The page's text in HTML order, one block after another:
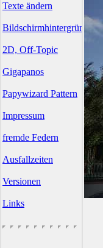
Texte ändern
Bildschirmhintergründe
2D, Off-Topic
Gigapanos
Papywizard Pattern
Impressum
fremde Federn
Ausfallzeiten
Versionen
Links